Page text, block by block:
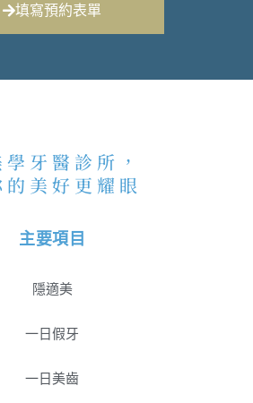
填寫預約表單
牙醫診所，
的美好更耀眼
主要項目
隱適美
一日假牙
一日美齒